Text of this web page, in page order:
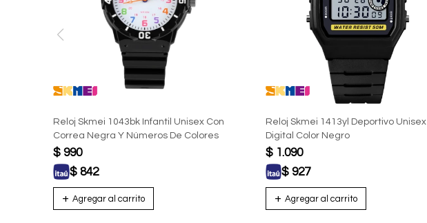
Reloj Skmei 1043bk Infantil Unisex Con
Correa Negra Y Números De Colores
$ 990
$ 842
Reloj Skmei 1413yl Deportivo Unisex
Digital Color Negro
$ 1.090
$ 927